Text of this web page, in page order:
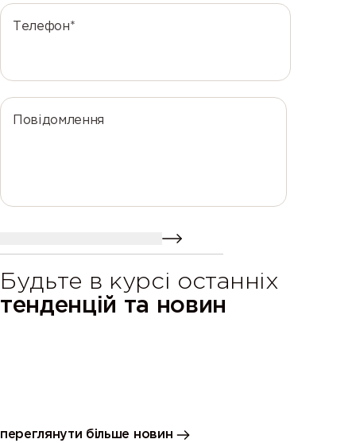
Телефон*
Повідомлення
Будьте в курсі останніх
тенденцій та новин
переглянути більше новин